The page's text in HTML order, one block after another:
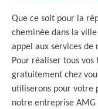
Que ce soit pour la
cheminée dans la
appel aux services de
Pour réaliser tous vos
gratuitement chez
utiliserons pour votre
notre entreprise AMG